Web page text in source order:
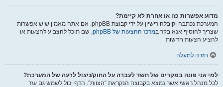
מדוע אפשרות כזו או אחרת לא קיימת?
המערכת נכתבה וקיבלה רישיון על ידי קבוצת phpBB. אם אתה מאמין שיש אפשרות
שצריך להוסיף אנא בקר במרכז ההצעות של phpBB
, שם תוכל להצביע להצעות או
להציע הצעות חדשות
חזרה למעלה
למי אני פונה במקרים של חשד לעברה על החוק/ניצול לרעה של המערכת?
לכל מנהל ראשי אשר נמצא בקבוצה הנקראת “הצוות”. הדף יכול לשמש גם עזר